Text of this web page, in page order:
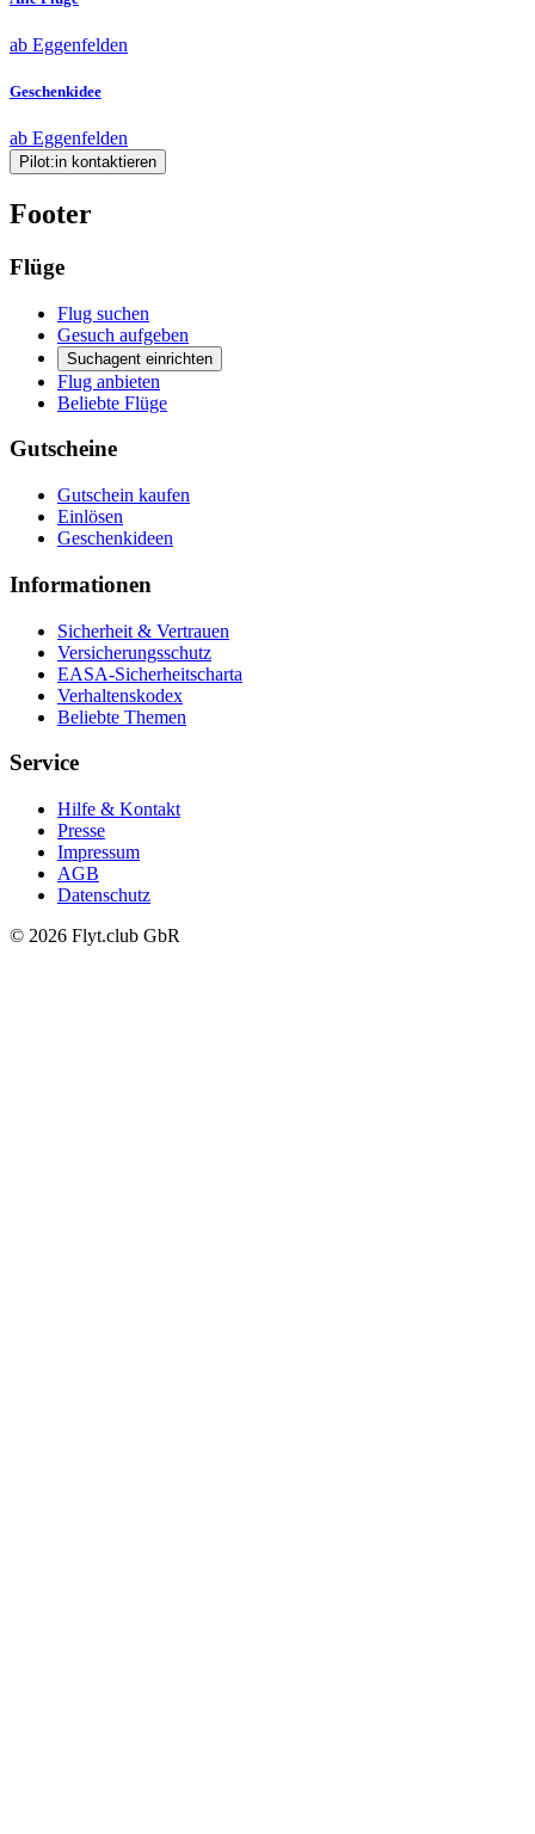
ab Eggenfelden
Geschenkidee
ab Eggenfelden
Pilot:in kontaktieren
Footer
Flüge
Flug suchen
Gesuch aufgeben
Suchagent einrichten
Flug anbieten
Beliebte Flüge
Gutscheine
Gutschein kaufen
Einlösen
Geschenkideen
Informationen
Sicherheit & Vertrauen
Versicherungsschutz
EASA-Sicherheitscharta
Verhaltenskodex
Beliebte Themen
Service
Hilfe & Kontakt
Presse
Impressum
AGB
Datenschutz
© 2026 Flyt.club GbR